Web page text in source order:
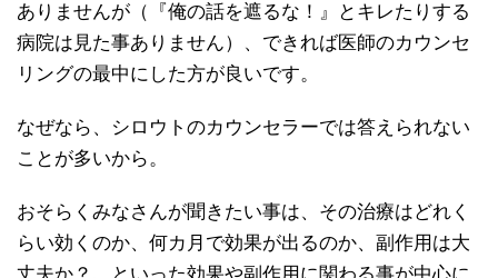
ありませんが（『俺の話を遮るな！』とキレたりする
病院は見た事ありません）、できれば医師のカウンセ
リングの最中にした方が良いです。
なぜなら、シロウトのカウンセラーでは答えられない
ことが多いから。
おそらくみなさんが聞きたい事は、その治療はどれく
らい効くのか、何カ月で効果が出るのか、副作用は大